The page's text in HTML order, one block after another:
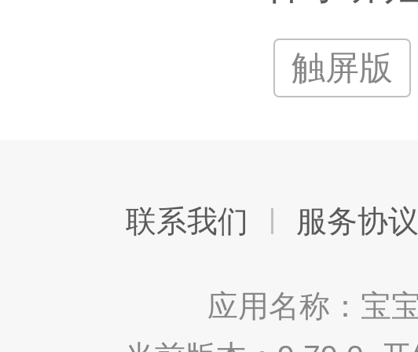
触屏版
联系我们 服务协议
应用名称：宝